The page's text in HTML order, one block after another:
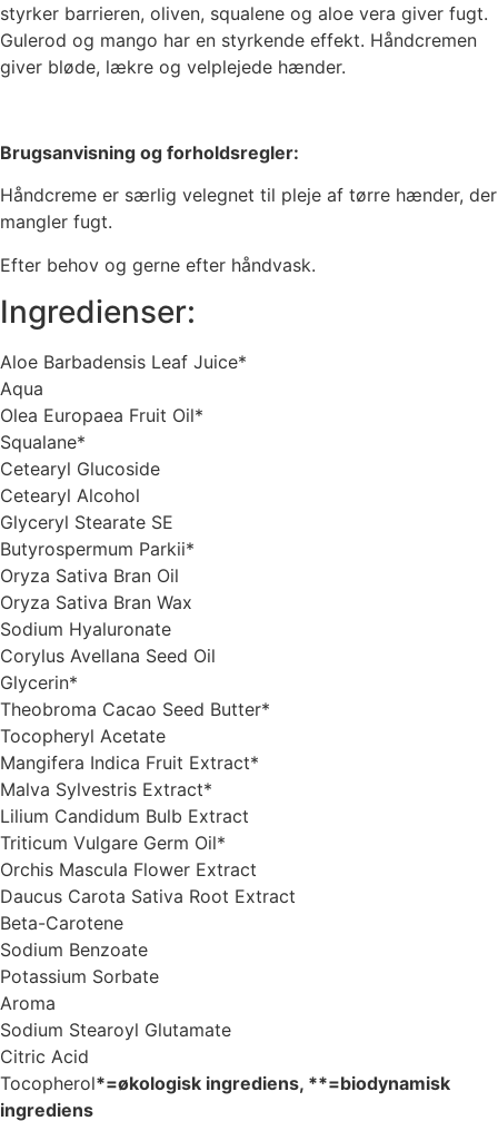
styrker barrieren, oliven, squalene og aloe vera giver fugt.
Gulerod og mango har en styrkende effekt. Håndcremen
giver bløde, lækre og velplejede hænder.
Brugsanvisning og forholdsregler:
Håndcreme er særlig velegnet til pleje af tørre hænder, der
mangler fugt.
Efter behov og gerne efter håndvask.
Ingredienser:
Aloe Barbadensis Leaf Juice*
Aqua
Olea Europaea Fruit Oil*
Squalane*
Cetearyl Glucoside
Cetearyl Alcohol
Glyceryl Stearate SE
Butyrospermum Parkii*
Oryza Sativa Bran Oil
Oryza Sativa Bran Wax
Sodium Hyaluronate
Corylus Avellana Seed Oil
Glycerin*
Theobroma Cacao Seed Butter*
Tocopheryl Acetate
Mangifera Indica Fruit Extract*
Malva Sylvestris Extract*
Lilium Candidum Bulb Extract
Triticum Vulgare Germ Oil*
Orchis Mascula Flower Extract
Daucus Carota Sativa Root Extract
Beta-Carotene
Sodium Benzoate
Potassium Sorbate
Aroma
Sodium Stearoyl Glutamate
Citric Acid
Tocopherol*=økologisk ingrediens, **=biodynamisk
ingrediens